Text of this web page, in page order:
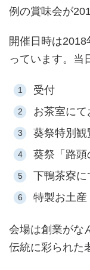
例の賞味会が
開催日時は
っています。当
受付
お茶室に
葵祭特別観
葵祭「路頭
下鴨茶寮に
特製お土産
会場は創業がな
伝統に彩られた